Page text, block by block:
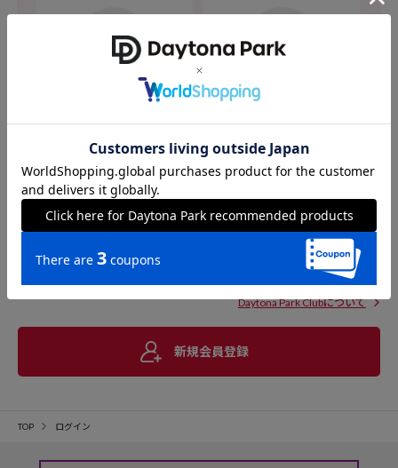
Daytona Park Clubについて
新規会員登録
TOP ログイン